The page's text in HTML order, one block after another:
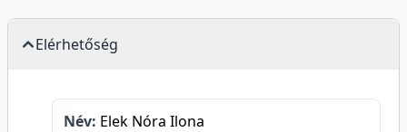
Elérhetőség
Név: Elek Nóra Ilona